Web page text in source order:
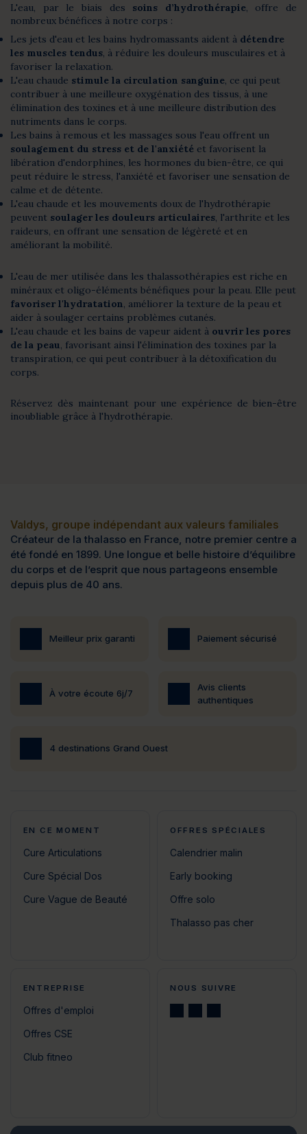
L'eau, par le biais des soins d’hydrothérapie, offre de
nombreux bénéfices à notre corps :
Les jets d'eau et les bains hydromassants aident à détendre
les muscles tendus , à réduire les douleurs musculaires et à
favoriser la relaxation.
L'eau chaude stimule la circulation sanguine , ce qui peut
contribuer à une meilleure oxygénation des tissus, à une
élimination des toxines et à une meilleure distribution des
nutriments dans le corps.
Les bains à remous et les massages sous l'eau offrent un
soulagement du stress et de l'anxiété et favorisent la
libération d'endorphines, les hormones du bien-être, ce qui
peut réduire le stress, l'anxiété et favoriser une sensation de
calme et de détente.
L'eau chaude et les mouvements doux de l'hydrothérapie
peuvent soulager les douleurs articulaires , l'arthrite et les
raideurs, en offrant une sensation de légèreté et en
améliorant la mobilité.
L'eau de mer utilisée dans les thalassothérapies est riche en
minéraux et oligo-éléments bénéfiques pour la peau. Elle peut
favoriser l'hydratation , améliorer la texture de la peau et
aider à soulager certains problèmes cutanés.
L'eau chaude et les bains de vapeur aident à ouvrir les pores
de la peau , favorisant ainsi l'élimination des toxines par la
transpiration, ce qui peut contribuer à la détoxification du
corps.
Réservez dès maintenant pour une expérience de bien-être
inoubliable grâce à l'hydrothérapie.
Valdys, groupe indépendant aux valeurs familiales
Créateur de la thalasso en France, notre premier centre a
été fondé en 1899. Une longue et belle histoire d’équilibre
du corps et de l’esprit que nous partageons ensemble
depuis plus de 40 ans.
Meilleur prix garanti Paiement sécurisé
À votre écoute 6j/7
Avis clients
authentiques
4 destinations Grand Ouest
EN CE MOMENT
Cure Articulations
Cure Spécial Dos
Cure Vague de Beauté
OFFRES SPÉCIALES
Calendrier malin
Early booking
Offre solo
Thalasso pas cher
ENTREPRISE
Offres d'emploi
Offres CSE
Club fitneo
NOUS SUIVRE